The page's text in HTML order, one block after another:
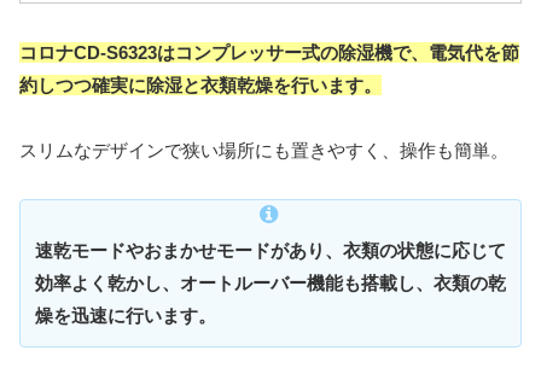
コロナCD-S6323はコンプレッサー式の除湿機で、電気代を節
約しつつ確実に除湿と衣類乾燥を行います。
スリムなデザインで狭い場所にも置きやすく、操作も簡単。
速乾モードやおまかせモードがあり、衣類の状態に応じて
効率よく乾かし、オートルーバー機能も搭載し、衣類の乾
燥を迅速に行います。